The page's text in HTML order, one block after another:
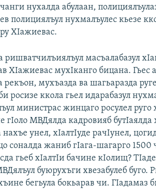
нухалда абулаан,
полициялъул нухмалъулес кьезе
ХIажиевас.
ришватчилъиялъул масъалабазул
ХIажиевас мухIканго бицана. Гьес
мухъазда ва шагьаразда
росизе ккола гьел идарабазул
министрас жинцаго росулел руго
гIоло МВДялда кадровияб бутIаялда
унел, хIалтIуде рачIунел,
соналда жаниб гIага-шагарго 1500
гьеб хIалтIи бачине кIолищ?
буюрухъги хвезабулеб буго.
бегьула бокьарав чи. ГIадамаз